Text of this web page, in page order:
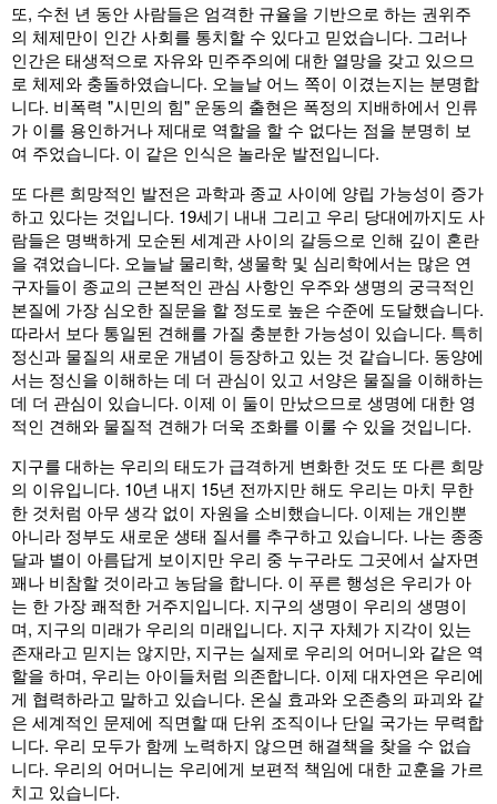
또, 수천 년 동안 사람들은 엄격한 규율을 기반으로 하는 권위주
의 체제만이 인간 사회를 통치할 수 있다고 믿었습니다. 그러나
인간은 태생적으로 자유와 민주주의에 대한 열망을 갖고 있으므
로 체제와 충돌하였습니다. 오늘날 어느 쪽이 이겼는지는 분명합
니다. 비폭력 "시민의 힘" 운동의 출현은 폭정의 지배하에서 인류
가 이를 용인하거나 제대로 역할을 할 수 없다는 점을 분명히 보
여 주었습니다. 이 같은 인식은 놀라운 발전입니다.
또 다른 희망적인 발전은 과학과 종교 사이에 양립 가능성이 증가
하고 있다는 것입니다. 19세기 내내 그리고 우리 당대에까지도 사
람들은 명백하게 모순된 세계관 사이의 갈등으로 인해 깊이 혼란
을 겪었습니다. 오늘날 물리학, 생물학 및 심리학에서는 많은 연
구자들이 종교의 근본적인 관심 사항인 우주와 생명의 궁극적인
본질에 가장 심오한 질문을 할 정도로 높은 수준에 도달했습니다.
따라서 보다 통일된 견해를 가질 충분한 가능성이 있습니다. 특히
정신과 물질의 새로운 개념이 등장하고 있는 것 같습니다. 동양에
서는 정신을 이해하는 데 더 관심이 있고 서양은 물질을 이해하는
데 더 관심이 있습니다. 이제 이 둘이 만났으므로 생명에 대한 영
적인 견해와 물질적 견해가 더욱 조화를 이룰 수 있을 것입니다.
지구를 대하는 우리의 태도가 급격하게 변화한 것도 또 다른 희망
의 이유입니다. 10년 내지 15년 전까지만 해도 우리는 마치 무한
한 것처럼 아무 생각 없이 자원을 소비했습니다. 이제는 개인뿐
아니라 정부도 새로운 생태 질서를 추구하고 있습니다. 나는 종종
달과 별이 아름답게 보이지만 우리 중 누구라도 그곳에서 살자면
꽤나 비참할 것이라고 농담을 합니다. 이 푸른 행성은 우리가 아
는 한 가장 쾌적한 거주지입니다. 지구의 생명이 우리의 생명이
며, 지구의 미래가 우리의 미래입니다. 지구 자체가 지각이 있는
존재라고 믿지는 않지만, 지구는 실제로 우리의 어머니와 같은 역
할을 하며, 우리는 아이들처럼 의존합니다. 이제 대자연은 우리에
게 협력하라고 말하고 있습니다. 온실 효과와 오존층의 파괴와 같
은 세계적인 문제에 직면할 때 단위 조직이나 단일 국가는 무력합
니다. 우리 모두가 함께 노력하지 않으면 해결책을 찾을 수 없습
니다. 우리의 어머니는 우리에게 보편적 책임에 대한 교훈을 가르
치고 있습니다.